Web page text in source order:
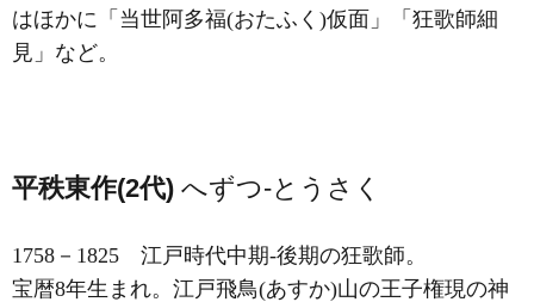
はほかに「当世阿多福(おたふく)仮面」「狂歌師細
見」など。
平秩東作(2代) へずつ-とうさく
1758－1825 江戸時代中期-後期の狂歌師。
宝暦8年生まれ。江戸飛鳥(あすか)山の王子権現の神